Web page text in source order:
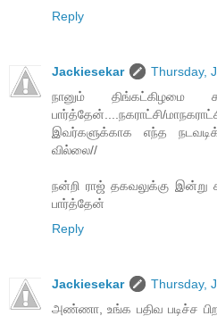
Reply
Jackiesekar
Thursday,
நானும் திங்கட்கிழமை
பார்த்தேன்....நகராட்சி/
இவர்களுக்காக எந்த
வில்லை//
நன்றி ராஜ் தகவலுக்கு இன்று
பார்த்தேன்
Reply
Jackiesekar
Thursday,
அண்ணா, உங்க பதிவ படிச்ச